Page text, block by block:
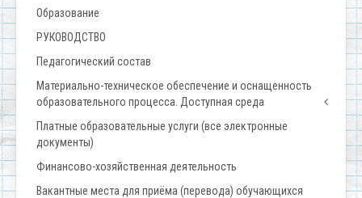
Образование
РУКОВОДСТВО
Педагогический состав
Материально-техническое обеспечение и оснащенность
образовательного процесса. Доступная среда
Платные образовательные услуги (все электронные
документы)
Финансово-хозяйственная деятельность
Вакантные места для приёма (перевода) обучающихся